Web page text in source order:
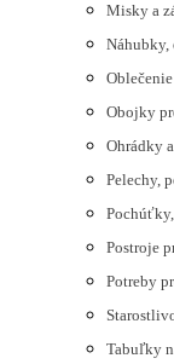
Misky a
Obojky
Ohrádky
Pelechy,
Postroje
Potreby
Tabuľky